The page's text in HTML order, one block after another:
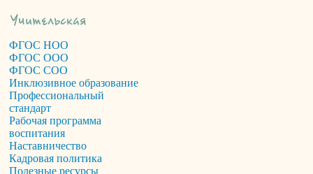
ФГОС НОО
ФГОС ООО
ФГОС СОО
Инклюзивное образование
Профессиональный
стандарт
Рабочая программа
воспитания
Наставничество
Кадровая политика
Полезные ресурсы